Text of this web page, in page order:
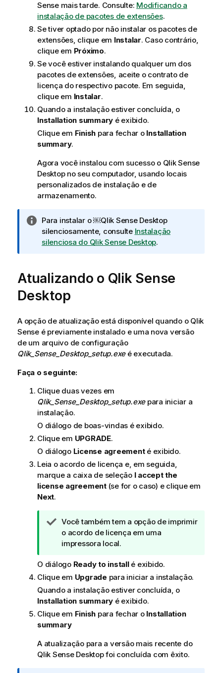
Sensemais tarde. Consulte: Modificando a
instalação de pacotes de extensões.
Se tiver optado por não instalar os pacotes de
extensões, clique em Instalar. Caso contrário,
clique em Próximo.
Se você estiver instalando qualquer um dos
pacotes de extensões, aceite o contrato de
licença do respectivo pacote. Em seguida,
clique em Instalar.
Quando a instalação estiver concluída, o
Installation summary é exibido.
Clique em Finish para fechar o Installation
summary.
Agora você instalou com sucesso o Qlik Sense
Desktopno seu computador, usando locais
personalizados de instalação e de
armazenamento.
N
o
t
n
f
o
m
a
t
i
a
Para instalar o ￼Qlik Sense Desktop
silenciosamente, consulte Instalação
silenciosa do Qlik Sense Desktop.
Atualizando o Qlik Sense
Desktop
A opção de atualização está disponível quando o Qlik
Sense é previamente instalado e uma nova versão
de um arquivo de configuração
Qlik_Sense_Desktop_setup.exeé executada.
Faça o seguinte:
Clique duas vezes em
Qlik_Sense_Desktop_setup.exepara iniciar a
instalação.
O diálogo de boas-vindas é exibido.
Clique em UPGRADE.
O diálogo License agreementé exibido.
Leia o acordo de licença e, em seguida,
marque a caixa de seleção I accept the
license agreement(se for o caso) e clique em
Next.
N
o
t
d
e
d
i
a
Você também tem a opção de imprimir
o acordo de licença em uma
impressora local.
O diálogo Ready to installé exibido.
Clique em Upgrade para iniciar a instalação.
Quando a instalação estiver concluída, o
Installation summary é exibido.
Clique em Finish para fechar o Installation
summary
A atualização para a versão mais recente do
Qlik Sense Desktopfoi concluída com êxito.